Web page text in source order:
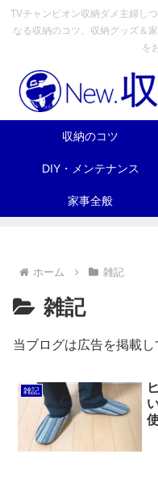
TVチャンピオン収納ダメ主婦し
なる収納のコツ、収納グッズ＆
を
収納のコツ
DIY・メンテナンス
家事全般
ホーム 雑記
雑記
当ブログは広告を掲載
雑記